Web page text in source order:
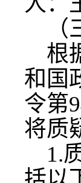
根
和国
令第
将质
1.